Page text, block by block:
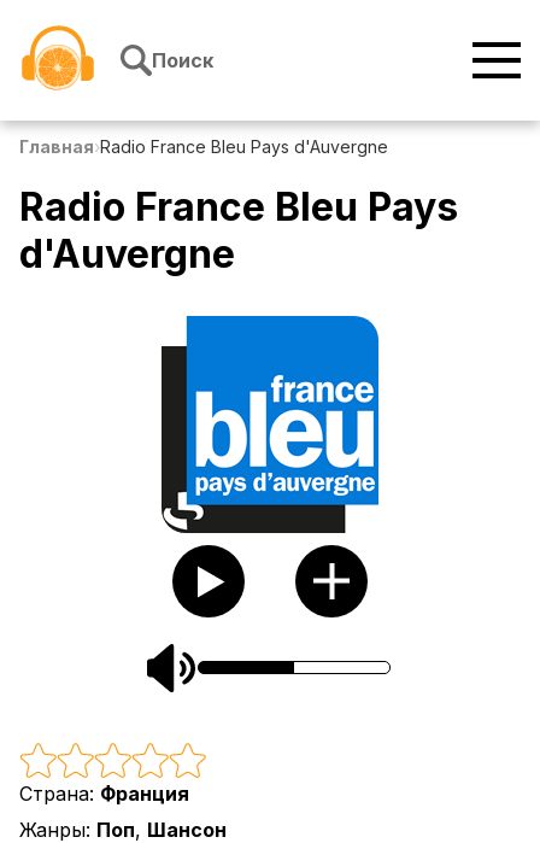
Поиск
Главная›Radio France Bleu Pays d'Auvergne
Radio France Bleu Pays
d'Auvergne
Страна: Франция
Жанры: Поп, Шансон